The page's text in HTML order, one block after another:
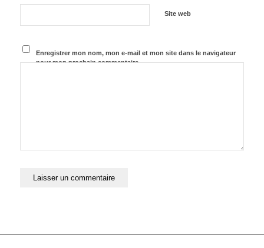
Site web
Enregistrer mon nom, mon e-mail et mon site dans le navigateur
pour mon prochain commentaire.